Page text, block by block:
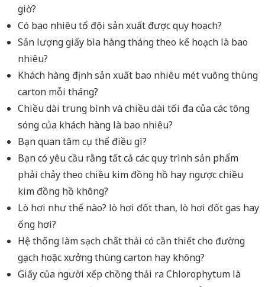
giờ?
Có bao nhiêu tổ đội sản xuất được quy hoạch?
Sản lượng giấy bìa hàng tháng theo kế hoạch là bao
nhiêu?
Khách hàng định sản xuất bao nhiêu mét vuông thùng
carton mỗi tháng?
Chiều dài trung bình và chiều dài tối đa của các tông
sóng của khách hàng là bao nhiêu?
Bạn quan tâm cụ thể điều gì?
Bạn có yêu cầu rằng tất cả các quy trình sản phẩm
phải chảy theo chiều kim đồng hồ hay ngược chiều
kim đồng hồ không?
Lò hơi như thế nào? lò hơi đốt than, lò hơi đốt gas hay
ống hơi?
Hệ thống làm sạch chất thải có cần thiết cho đường
gạch hoặc xưởng thùng carton hay không?
Giấy của người xếp chồng thải ra Chlorophytum là